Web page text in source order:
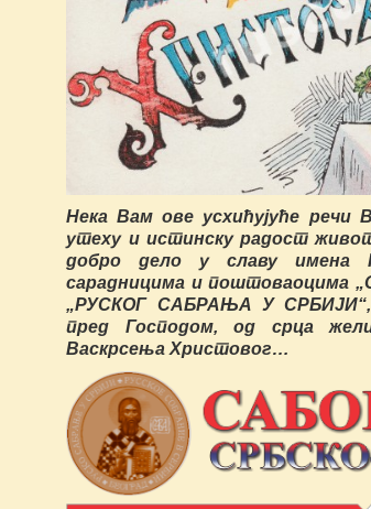
Нека Вам ове усхићујуће речи
утеху и истинску радост
добро дело у славу имена
сарадницима и поштоваоцима
„РУСКОГ САБРАЊА У
пред Господом, од срца
Васкрсења Христовог…